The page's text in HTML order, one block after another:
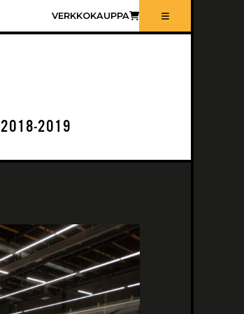
VERKKOKAUPPA
2018-2019